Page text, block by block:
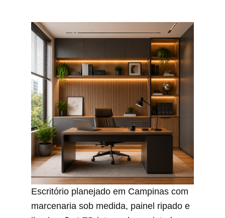
Escritório planejado em Campinas com
marcenaria sob medida, painel ripado e